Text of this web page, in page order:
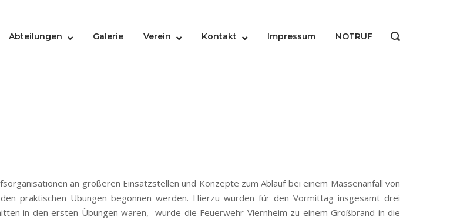
Abteilungen Galerie Verein Kontakt Impressum NOTRUF
OPEN
an größeren Einsatzstellen und Konzepte zum Ablauf bei einem Massenanfall von
praktischen Übungen begonnen werden. Hierzu wurden für den Vormittag insgesamt drei
in den ersten Übungen waren, wurde die Feuerwehr Viernheim zu einem Großbrand in die